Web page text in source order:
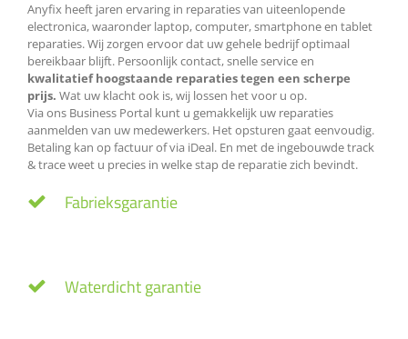
Anyfix heeft jaren ervaring in reparaties van uiteenlopende
electronica, waaronder laptop, computer, smartphone en tablet
reparaties. Wij zorgen ervoor dat uw gehele bedrijf optimaal
bereikbaar blijft. Persoonlijk contact, snelle service en
kwalitatief hoogstaande reparaties tegen een scherpe
prijs. Wat uw klacht ook is, wij lossen het voor u op.
Via ons Business Portal kunt u gemakkelijk uw reparaties
aanmelden van uw medewerkers. Het opsturen gaat eenvoudig.
Betaling kan op factuur of via iDeal. En met de ingebouwde track
& trace weet u precies in welke stap de reparatie zich bevindt.
Fabrieksgarantie
Waterdicht garantie